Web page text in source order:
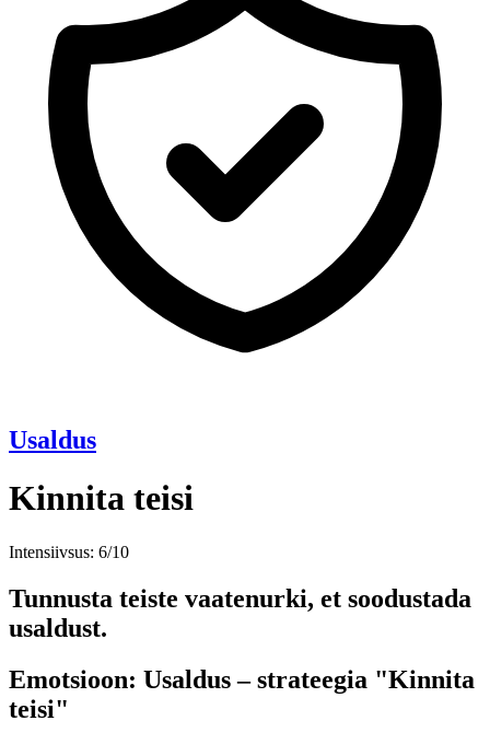
Usaldus
Kinnita teisi
Intensiivsus: 6/10
Tunnusta teiste vaatenurki, et soodustada
usaldust.
Emotsioon: Usaldus – strateegia "Kinnita
teisi"